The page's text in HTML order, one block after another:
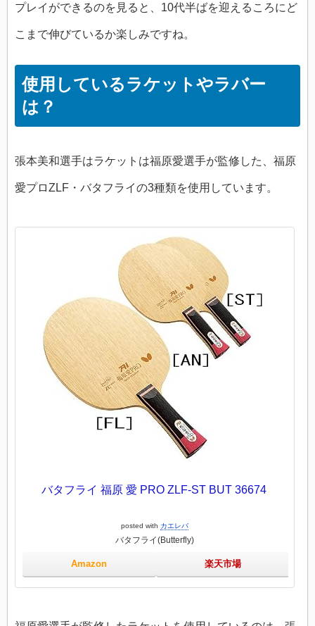
プレイができるのを見ると、10代半ばを迎えるころにど
こまで伸びているか楽しみですね。
使用しているラケットやラバー
は？
張本美和選手はラケットは福原愛選手が監修した、福原
愛プロZLF・バタフライの3種類を使用しています。
バタフライ 福原 愛 PRO ZLF-ST BUT 36674
posted with カエレバ
バタフライ(Butterfly)
Amazon 楽天市場